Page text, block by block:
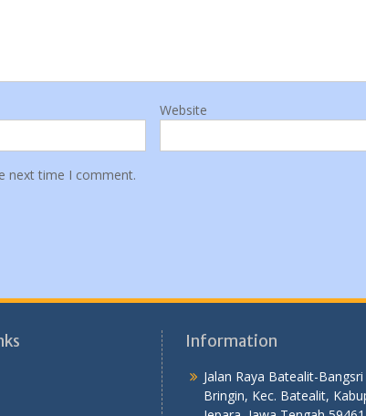
Website
next time I comment.
Information
Jalan Raya Batealit-
Bringin, Kec. Batealit,